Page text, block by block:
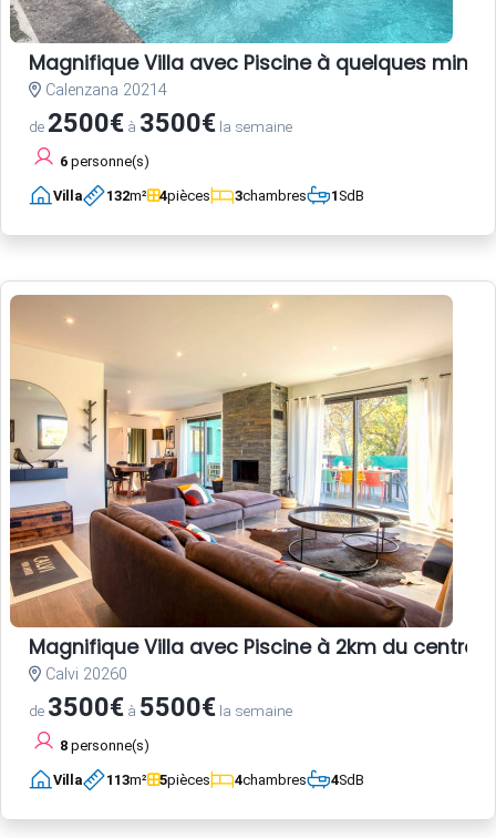
Magnifique Villa avec Piscine à quelques
Calenzana 20214
de 2500€ à 3500€ la semaine
6 personne(s)
Villa 132m² 4pièces 3chambres 1SdB
Magnifique Villa avec Piscine à 2km du centre-
Calvi 20260
de 3500€ à 5500€ la semaine
8 personne(s)
Villa 113m² 5pièces 4chambres 4SdB